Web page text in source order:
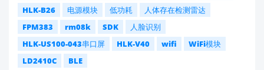
HLK-B26
电源模块 低功耗
人体存在检测雷达
FPM383
rm08k SDK
人脸识别
HLK-US100-043串口屏
HLK-V40 wifi
WiFi模块
LD2410C
BLE